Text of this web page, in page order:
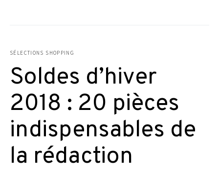
SÉLECTIONS SHOPPING
Soldes d’hiver
2018 : 20 pièces
indispensables de
la rédaction